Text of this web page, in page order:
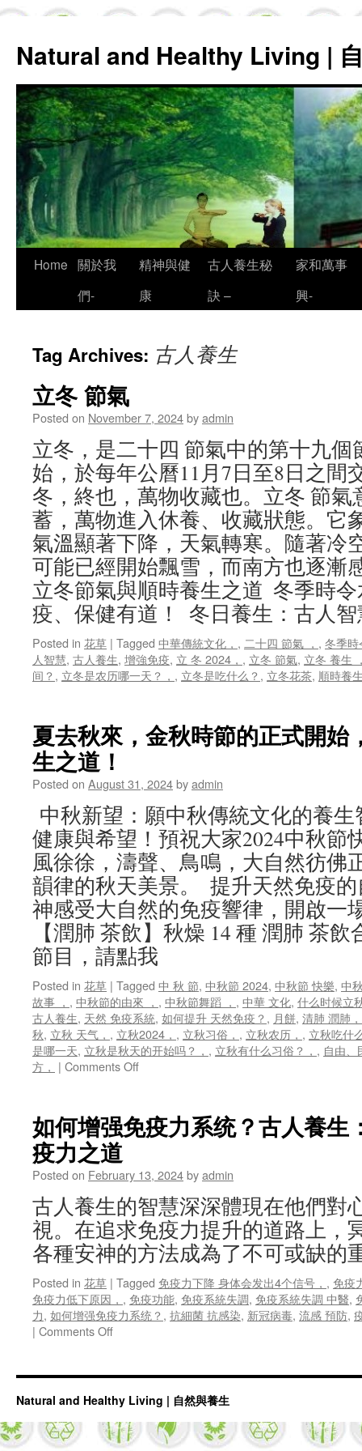
Natural and Healthy Living |
Skip
Home 關於我
們-
精神與健
康
古人養生秘
訣 –
家和萬事
興-
Tag Archives: 古人養生
立冬 節氣
Posted on November 7, 2024byadmin
立冬，是二十四 節氣中的第十九
始，於每年公曆11月7日至8日之間
冬，終也，萬物收藏也。立冬 節氣
蓄，萬物進入休養、收藏狀態。它
氣溫顯著下降，天氣轉寒。隨著冷
可能已經開始飄雪，而南方也逐漸
立冬節氣與順時養生之道 冬季時
疫、保健有道！ 冬日養生：古人
Posted in 花草 | Tagged 中華傳統文化， , 二十四 節氣 ， , 冬季
人智慧, 古人養生, 增強免疫, 立 冬 2024， , 立冬 節氣, 立冬 養生
间？ , 立冬是农历哪一天？， , 立冬是吃什么？ , 立冬花茶, 順時養
夏去秋來，金秋時節的正式開始
生之道！
Posted on August 31, 2024byadmin
中秋新望：願中秋傳統文化的養
健康與希望！預祝大家2024中秋節
風徐徐，濤聲、鳥鳴，大自然彷佛
韻律的秋天美景。 提升天然免疫
神感受大自然的免疫響律，開啟一
【潤肺 茶飲】秋燥 14 種 潤肺 茶
節目，請點我
Posted in 花草 | Tagged 中 秋 節, 中秋節 2024, 中秋節 快樂, 中
故事 ， , 中秋節的由來 ， , 中秋節舞蹈 ， , 中華 文化, 什么时候立
古人養生, 天然 免疫系統, 如何提升 天然免疫？ , 月餅, 清肺 潤肺，
秋, 立秋 天气， , 立秋2024， , 立秋习俗， , 立秋农历， , 立秋吃什
是哪一天, 立秋是秋天的开始吗？， , 立秋有什么习俗？， , 自由、
方， | Comments Offon
秋
來，
時
節
的
正
式
開
始，
傳
承
古
季
生
之
道！
如何增强免疫力系统？古人養生
疫力之道
Posted on February 13, 2024byadmin
古人養生的智慧深深體現在他們對
視。在追求免疫力提升的道路上，
各種安神的方法成為了不可或缺
Posted in 花草 | Tagged 免疫力下降 身体会发出4个信号， , 免疫
免疫力低下原因， , 免疫功能, 免疫系統失調, 免疫系統失調 中醫,
力, 如何增强免疫力系统？ , 抗細菌 抗感染, 新冠病毒, 流感 預防,
| Comments Offon
增
强
免
疫
力
Natural and Healthy Living | 自然與養生